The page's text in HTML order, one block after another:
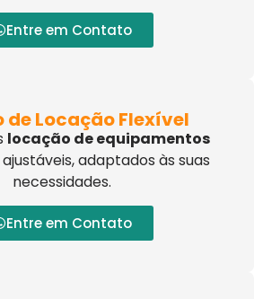
Entre em Contato
de Locação Flexível
locação de equipamentos
adaptados às suas
necessidades.
Entre em Contato